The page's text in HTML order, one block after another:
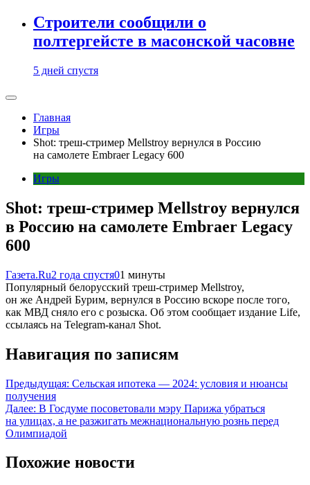
Строители сообщили о
полтергейсте в масонской часовне
5 дней спустя
Главная
Игры
Shot: треш-стример Mellstroy вернулся в Россию
на самолете Embraer Legacy 600
Игры
Shot: треш-стример Mellstroy вернулся
в Россию на самолете Embraer Legacy
600
Газета.Ru2 года спустя01 минуты
Популярный белорусский треш-стример Mellstroy,
он же Андрей Бурим, вернулся в Россию вскоре после того,
как МВД сняло его с розыска. Об этом сообщает издание Life,
ссылаясь на Telegram-канал Shot.
Навигация по записям
Предыдущая: Сельская ипотека — 2024: условия и нюансы
получения
Далее: В Госдуме посоветовали мэру Парижа убраться
на улицах, а не разжигать межнациональную рознь перед
Олимпиадой
Похожие новости